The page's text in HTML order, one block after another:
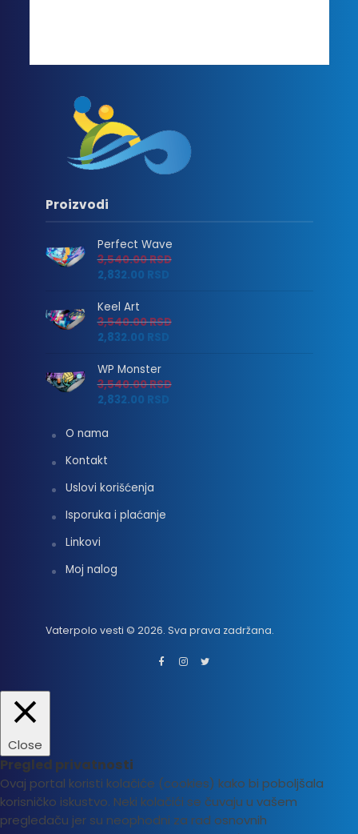
Proizvodi
Perfect Wave
3,540.00RSD
2,832.00 RSD
Keel Art
3,540.00RSD
2,832.00 RSD
WP Monster
3,540.00RSD
2,832.00 RSD
O nama
Kontakt
Uslovi korišćenja
Isporuka i plaćanje
Linkovi
Moj nalog
Vaterpolo vesti © 2026. Sva prava zadržana.
Close
Pregled privatnosti
Ovaj portal koristi kolačiće (cookies) kako bi poboljšala
korisničko iskustvo. Neki kolačići se čuvaju u vašem
pregledaču jer su neophodni za rad osnovnih